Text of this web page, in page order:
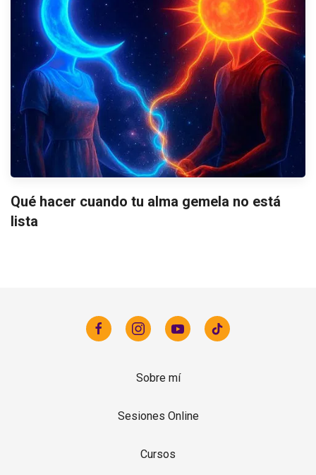
Qué hacer cuando tu alma gemela no está
lista
Sobre mí
Sesiones Online
Cursos